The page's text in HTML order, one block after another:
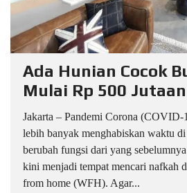
Ada Hunian Cocok
Mulai Rp 500 Jutaan
Jakarta – Pandemi Corona (COVID-
lebih banyak menghabiskan waktu
berubah fungsi dari yang
kini menjadi tempat mencari nafkah
from home (WFH). Agar...